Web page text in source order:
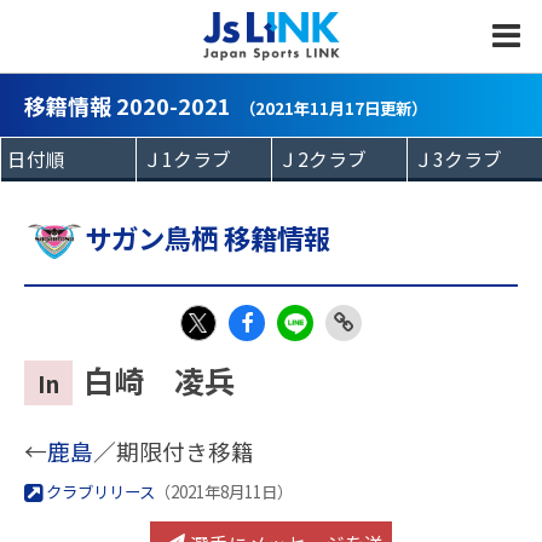
移籍情報 2020-2021 （2021年11月17日更新）
サガン鳥栖 移籍情報
X
eb
k
In 白崎 凌兵
←鹿島／期限付き移籍
クラブリリース （2021年8月11日）